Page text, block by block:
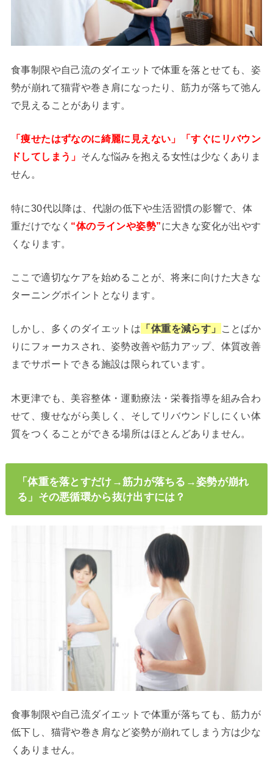
食事制限や自己流のダイエットで体重を落とせても、姿
勢が崩れて猫背や巻き肩になったり、筋力が落ちて弛ん
で見えることがあります。
「痩せたはずなのに綺麗に見えない」「すぐにリバウン
ドしてしまう」 そんな悩みを抱える女性は少なくありま
せん。
特に30代以降は、代謝の低下や生活習慣の影響で、体
重だけでなく “体のラインや姿勢”に大きな変化が出やす
くなります。
ここで適切なケアを始めることが、将来に向けた大きな
ターニングポイントとなります。
しかし、多くのダイエットは 「体重を減らす」
ことばか
りにフォーカスされ、姿勢改善や筋力アップ、体質改善
までサポートできる施設は限られています。
木更津でも、美容整体・運動療法・栄養指導を組み合わ
せて、痩せながら美しく、そしてリバウンドしにくい体
質をつくることができる場所はほとんどありません。
「体重を落とすだけ→筋力が落ちる→姿勢が崩れ
る」その悪循環から抜け出すには？
食事制限や自己流ダイエットで体重が落ちても、筋力が
低下し、猫背や巻き肩など姿勢が崩れてしまう方は少な
くありません。